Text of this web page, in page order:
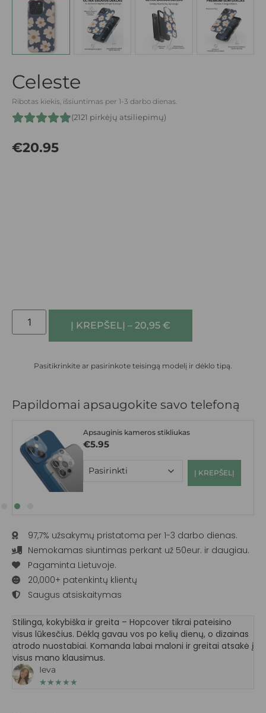
Celeste
Ribotas kiekis, išsiuntimas per 1-3 darbo dienas.
(2121 pirkėjų atsiliepimų)
€20.95
Į KREPŠELĮ – 20,95 €
Pasitikrinkite ar pasirinkote teisingą modelį ir dėklo tipą.
Papildomai apsaugokite savo telefoną
Apsauginis kameros stikliukas
€5.95
Į KREPŠELĮ
97,7% užsakymų pristatoma per 1-3 darbo dienas.
Nemokamas siuntimas perkant už 50eur. ir daugiau.
Pagaminta Lietuvoje.
20,000+ patenkintų klientų
Saugus atsiskaitymas
Ieva
★ ★ ★ ★ ★
Stilinga, kokybiška ir greita – Hopcover tikrai pateisino
visus lūkesčius. Dėklą gavau vos po kelių dienų, o dizainas
atrodo nuostabiai. Komanda labai maloni ir greitai atsakė į
visus mano klausimus.